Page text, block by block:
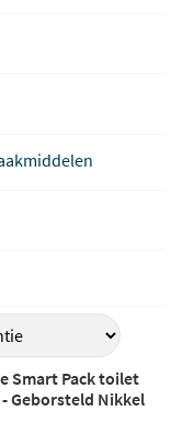
Smart Pack toilet
Geborsteld Nikkel